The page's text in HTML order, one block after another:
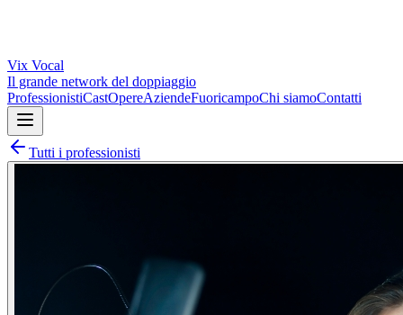
Vix Vocal
Il grande network del doppiaggio
ProfessionistiCastOpereAziendeFuoricampoChi siamoContatti
Tutti i professionisti